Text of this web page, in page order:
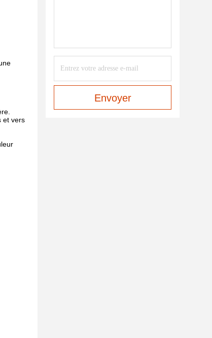
et vers
Envoyer